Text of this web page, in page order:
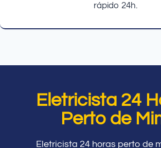
rápido 24h.
Eletricista 24
Perto de
Eletricista 24 horas perto de